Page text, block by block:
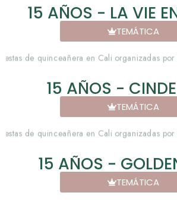
15 AÑOS - LA VIE
TEMÁTICA
15 AÑOS -
TEMÁTICA
15 AÑOS -
TEMÁTICA